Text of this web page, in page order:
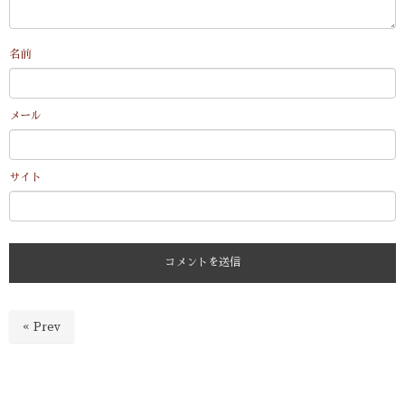
名前
メール
サイト
« Prev